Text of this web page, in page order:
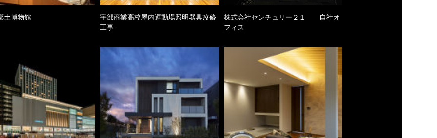
土博物館
宇部商業高校屋内運動場照明器具改修
工事
株式会社センチュリー２１ 自社オ
フィス